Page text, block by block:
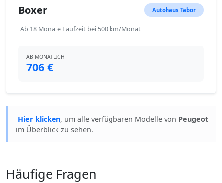
Boxer Autohaus Tabor
Ab 18 Monate Laufzeit bei 500 km/Monat
AB MONATLICH
706 €
Hier klicken, um alle verfügbaren Modelle von Peugeot
im Überblick zu sehen.
Häufige Fragen